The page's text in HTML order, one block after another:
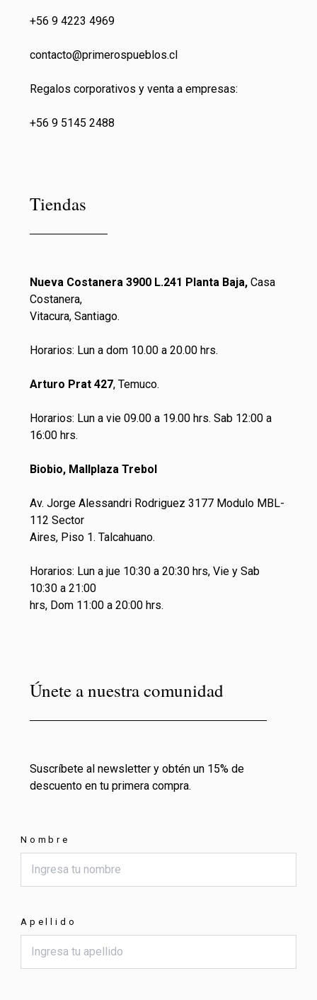
+56 9 4223 4969
contacto@primerospueblos.cl
Regalos corporativos y venta a empresas:
+56 9 5145 2488
Tiendas
Nueva Costanera 3900 L.241 Planta Baja, Casa
Costanera,
Vitacura, Santiago.
Horarios: Lun a dom 10.00 a 20.00 hrs.
Arturo Prat 427, Temuco.
Horarios: Lun a vie 09.00 a 19.00 hrs. Sab 12:00 a
16:00 hrs.
Biobio, Mallplaza Trebol
Av. Jorge Alessandri Rodriguez 3177 Modulo MBL-
112 Sector
Aires, Piso 1. Talcahuano.
Horarios: Lun a jue 10:30 a 20:30 hrs, Vie y Sab
10:30 a 21:00
hrs, Dom 11:00 a 20:00 hrs.
Únete a nuestra comunidad
Suscríbete al newsletter y obtén un 15% de
descuento en tu primera compra.
Nombre
Apellido